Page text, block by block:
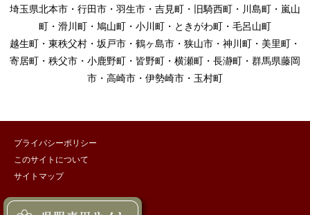
埼玉県北本市・行田市・羽生市・吉見町・旧騎西町・川島町・嵐山
町・滑川町・鳩山町・小川町・ときがわ町・毛呂山町
越生町・東秩父村・坂戸市・鶴ヶ島市・狭山市・神川町・美里町・
寄居町・秩父市・小鹿野町・皆野町・横瀬町・長瀞町・群馬県藤岡
市・高崎市・伊勢崎市・玉村町
プライバシーポリシー
このサイトについて
サイトマップ